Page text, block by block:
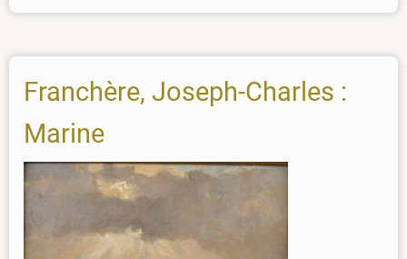
Franchère, Joseph-Charles :
Marine